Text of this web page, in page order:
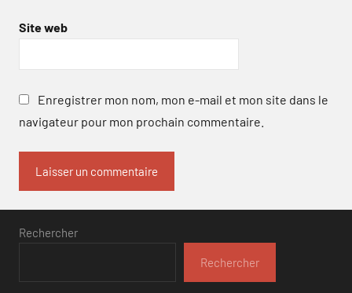
Site web
Enregistrer mon nom, mon e-mail et mon site dans le
navigateur pour mon prochain commentaire.
Rechercher
Rechercher